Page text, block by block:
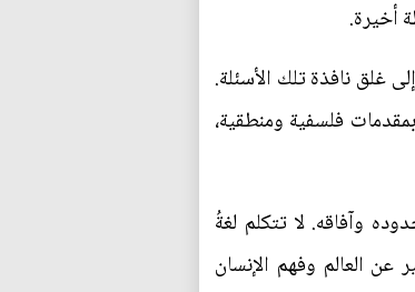
أخيرة.
غلق نافذة تلك الأسئلة.
فلسفية ومنطقية،
وآفاقه. لا تتكلم لغةُ
عن العالم وفهم الإنسان